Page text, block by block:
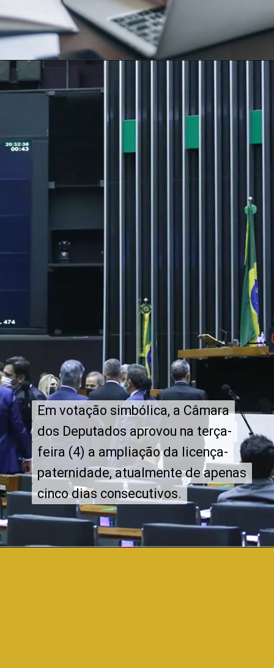
Em votação simbólica, a Câmara
dos Deputados aprovou na terça-
feira (4) a ampliação da licença-
paternidade, atualmente de apenas
cinco dias consecutivos.
Em votação simbólica, a Câmara
dos Deputados aprovou na terça-
feira (4) a ampliação da licença-
paternidade, atualmente de apenas
cinco dias consecutivos.